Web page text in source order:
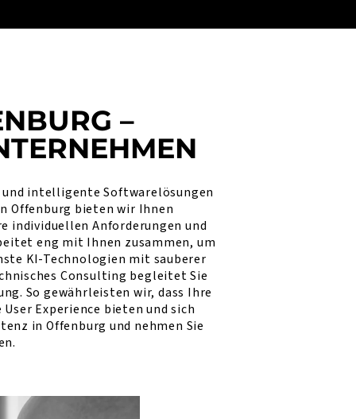
–
intelligente Softwarelösungen
Offenburg bieten wir Ihnen
individuellen Anforderungen und
eng mit Ihnen zusammen, um
KI-Technologien mit sauberer
Consulting begleitet Sie
So gewährleisten wir, dass Ihre
Experience bieten und sich
in Offenburg und nehmen Sie